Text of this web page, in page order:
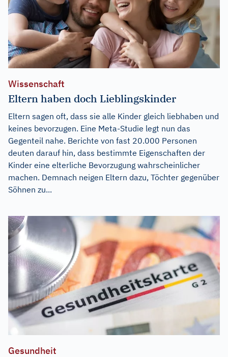
Wissenschaft
Eltern haben doch Lieblingskinder
Eltern sagen oft, dass sie alle Kinder gleich liebhaben und
keines bevorzugen. Eine Meta-Studie legt nun das
Gegenteil nahe. Berichte von fast 20.000 Personen
deuten darauf hin, dass bestimmte Eigenschaften der
Kinder eine elterliche Bevorzugung wahrscheinlicher
machen. Demnach neigen Eltern dazu, Töchter gegenüber
Söhnen zu...
Gesundheit